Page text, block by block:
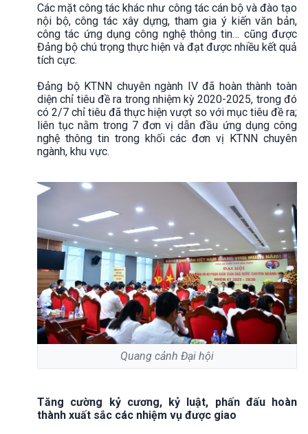
Các mặt công tác khác như công tác cán bộ và đào tạo
nội bộ, công tác xây dựng, tham gia ý kiến văn bản,
công tác ứng dụng công nghệ thông tin… cũng được
Đảng bộ chú trọng thực hiện và đạt được nhiều kết quả
tích cực.
Đảng bộ KTNN chuyên ngành IV đã hoàn thành toàn
diện chỉ tiêu đề ra trong nhiệm kỳ 2020-2025, trong đó
có 2/7 chỉ tiêu đã thực hiện vượt so với mục tiêu đề ra;
liên tục nằm trong 7 đơn vị dẫn đầu ứng dụng công
nghệ thông tin trong khối các đơn vị KTNN chuyên
ngành, khu vực.
Quang cảnh Đại hội
Tăng cường kỷ cương, kỷ luật, phấn đấu hoàn
thành xuất sắc các nhiệm vụ được giao